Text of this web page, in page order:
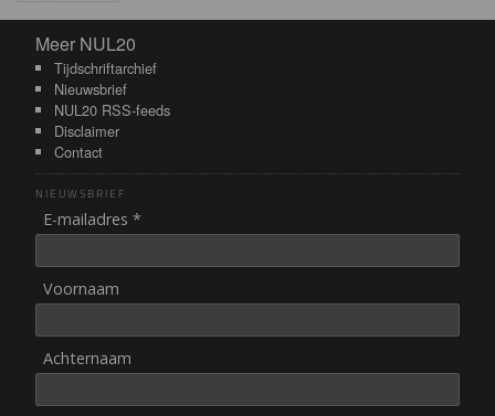
Meer NUL20
Meer NUL20
Tijdschriftarchief
Nieuwsbrief
NUL20 RSS-feeds
Disclaimer
Contact
NIEUWSBRIEF
E-mailadres *
Voornaam
Achternaam